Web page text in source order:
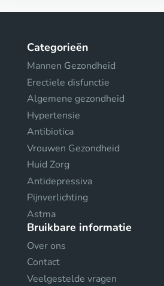
Categorieën
Mannen Gezondheid
Erectiele disfunctie
Algemene gezondheid
Hypertensie
Antibiotica
Vrouwen Gezondheid
Huid Zorg
Antidepressiva
Pijnverlichting
Astma
Bruikbare informatie
Over ons
Contact
Veelgestelde vragen